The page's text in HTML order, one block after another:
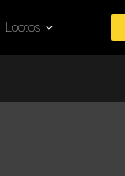
Lootos